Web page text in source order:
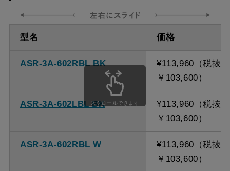
型名 価格
ASR-3A-602RBL BK
¥113,960（税抜
￥103,600）
ASR-3A-602LBL BK
¥113,960（税抜
￥103,600）
ASR-3A-602RBL W
¥113,960（税抜
￥103,600）
スクロールできます